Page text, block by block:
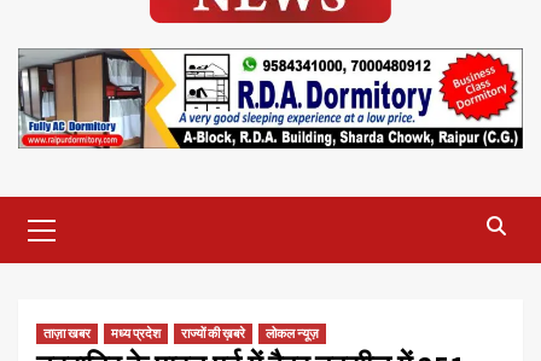
Menu
ताज़ा खबर मध्‍य प्रदेश राज्यों की ख़बरे लोकल न्यूज़